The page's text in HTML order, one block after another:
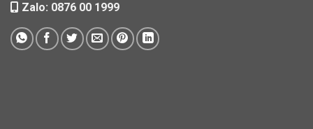
Zalo: 0876 00 1999